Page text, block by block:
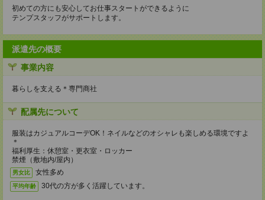
初めての方にも安心してお仕事スタートができるように
テンプスタッフがサポートします。
派遣先の概要
事業内容
暮らしを支える＊専門商社
配属先について
服装はカジュアルコーデOK！ネイルなどのオシャレも楽しめる環境ですよ
＊
福利厚生：休憩室・更衣室・ロッカー
禁煙（敷地内/屋内）
男女比 女性多め
平均年齢 30代の方が多く活躍しています。